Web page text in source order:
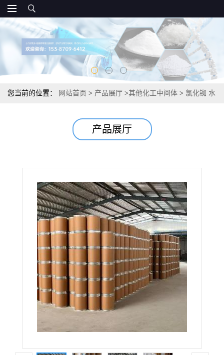
您当前的位置： 网站首页 > 产品展厅 >其他化工中间体 > 氯化铷 水
产品展厅